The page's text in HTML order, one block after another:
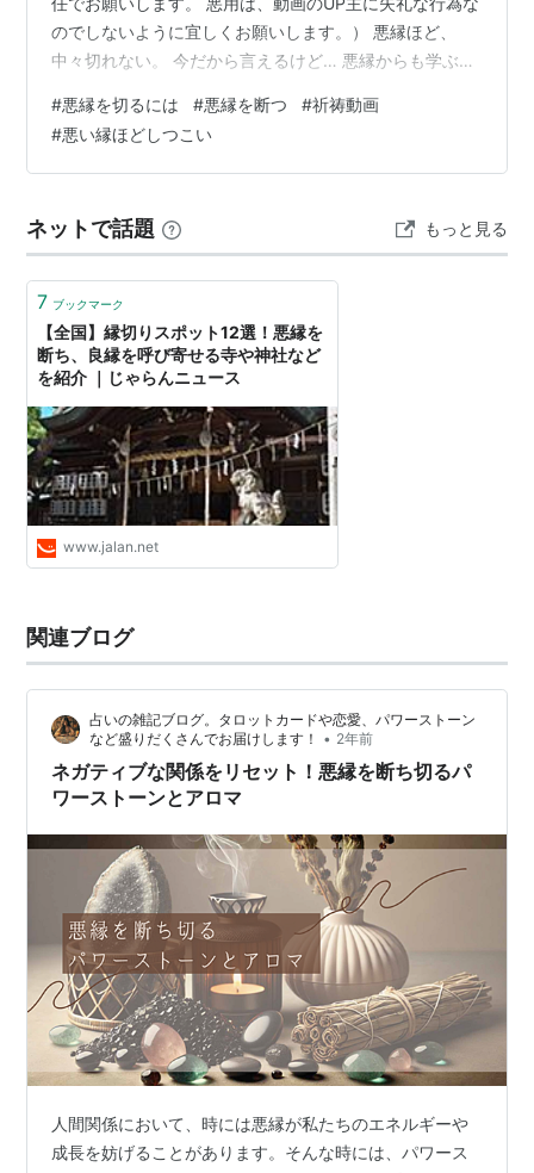
のでしないように宜しくお願いします。） 悪縁ほど、
中々切れない。 今だから言えるけど… 悪縁からも学ぶこ
中々切れない。 悪縁ほど、波動が強いのか何なのか分か
らないけど 切りたくても切れなくて、苦しい思いをして
しまう。 その縁も、何か理由があって縁ができてしまっ
ろか、引き寄せてしまうんですよ（；^ω^） 困ったこと
にね。引き寄せてしま…
#悪縁を切るには #悪縁を断つ #祈祷動画
#悪い縁ほどしつこい
ネットで話題 もっと見る
7 ブックマーク
【全国】縁切りスポット12選！悪縁を
断ち、良縁を呼び寄せる寺や神社など
を紹介 ｜じゃらんニュース
www.jalan.net
関連ブログ
占いの雑記ブログ。タロットカードや恋愛、パワーストーン
など盛りだくさんでお届けします！
• 2年前
ネガティブな関係をリセット！悪縁を断ち切るパ
ワーストーンとアロマ
人間関係において、時には悪縁が私たちのエネルギーや
成長を妨げることがあります。そんな時には、パワース